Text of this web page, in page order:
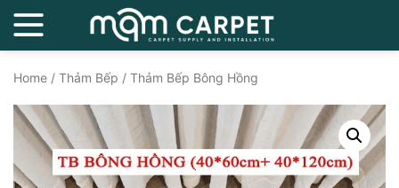
Home / Thảm Bếp / Thảm Bếp Bông Hồng